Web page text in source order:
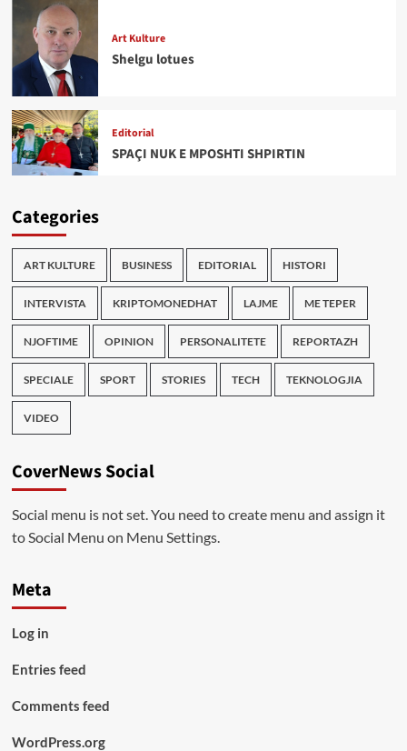
Art Kulture
Shelgu lotues
Editorial
SPAÇI NUK E MPOSHTI SHPIRTIN
Categories
ART KULTURE BUSINESS EDITORIAL HISTORI
INTERVISTA KRIPTOMONEDHAT LAJME ME TEPER
NJOFTIME OPINION PERSONALITETE REPORTAZH
SPECIALE SPORT STORIES TECH TEKNOLOGJIA
VIDEO
CoverNews Social
Social menu is not set. You need to create menu and assign it
to Social Menu on Menu Settings.
Meta
Log in
Entries feed
Comments feed
WordPress.org